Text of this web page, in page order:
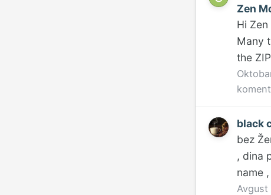
Zen
Hi
Many
the
black
bez
, dina
name
Avgust